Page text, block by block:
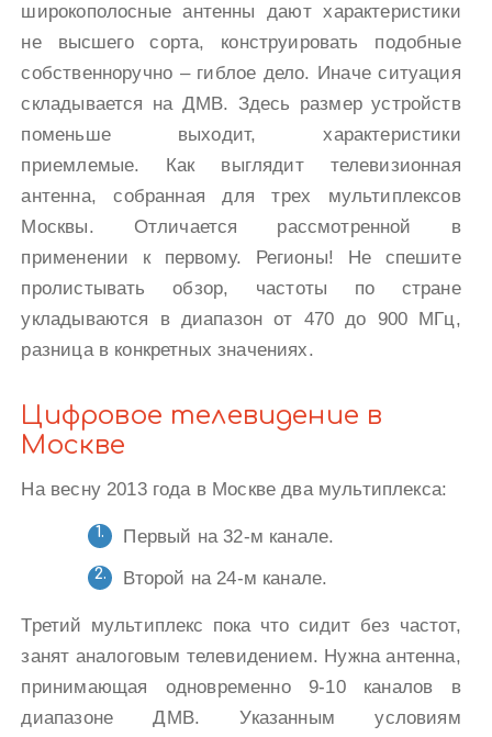
широкополосные антенны дают характеристики
не высшего сорта, конструировать подобные
собственноручно – гиблое дело. Иначе ситуация
складывается на ДМВ. Здесь размер устройств
поменьше выходит, характеристики
приемлемые. Как выглядит телевизионная
антенна, собранная для трех мультиплексов
Москвы. Отличается рассмотренной в
применении к первому. Регионы! Не спешите
пролистывать обзор, частоты по стране
укладываются в диапазон от 470 до 900 МГц,
разница в конкретных значениях.
Цифровое телевидение в
Москве
На весну 2013 года в Москве два мультиплекса:
Первый на 32-м канале.
Второй на 24-м канале.
Третий мультиплекс пока что сидит без частот,
занят аналоговым телевидением. Нужна антенна,
принимающая одновременно 9-10 каналов в
диапазоне ДМВ. Указанным условиям